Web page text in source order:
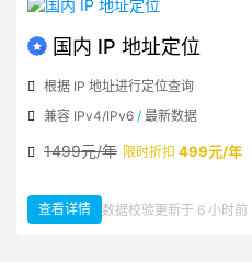
国内 IP 地址定位
根据 IP 地址进行定位查询
兼容 IPv4/IPv6 / 最新数据
1499元/年 限时折扣 499元/年
查看详情：国内 IP 地址定位
数据校验更新于 6 小时前